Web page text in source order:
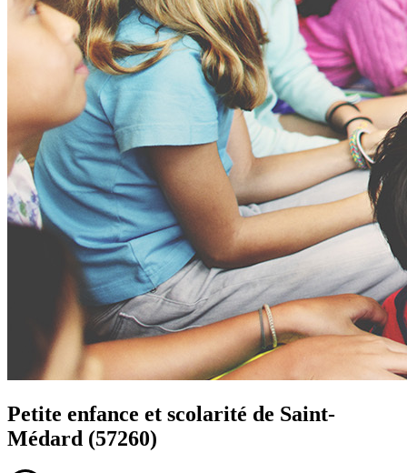
Petite enfance et scolarité de Saint-
Médard (57260)